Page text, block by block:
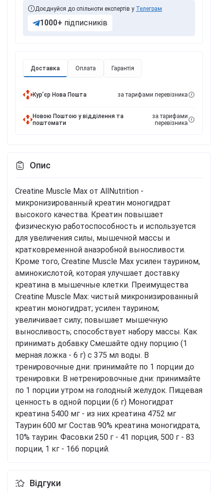
Доставка Оплата Гарантія
Курʼєр Нова Пошта за тарифами перевізника
Новою Поштою у відділення та
поштомати
за тарифами
перевізника
Доєднуйся до спільноти експертів у Телеграм
1000+ підписників
Опис
Creatine Muscle Max от AllNutrition -
микронизированный креатин моногидрат
высокого качества. Креатин повышает
физическую работоспособность и используется
для увеличения силы, мышечной массы и
кратковременной анаэробной выносливости.
Кроме того, Creatine Muscle Max усилен таурином,
аминокислотой, которая улучшает доставку
креатина в мышечные клетки. Преимущества
Creatine Muscle Max: чистый микронизированный
креатин моногидрат; усилен таурином;
увеличивает силу; повышает мышечную
выносливость; способствует набору массы. Как
принимать добавку Смешайте одну порцию (1
мерная ложка - 6 г) с 375 мл воды. В
тренировочные дни: принимайте по 1 порции до
тренировки. В нетренировочные дни: принимайте
по 1 порции утром на голодный желудок. Пищевая
ценность в одной порции (6 г) Моногидрат
креатина 5400 мг - из них креатина 4752 мг
Таурин 600 мг Состав 90% креатина моногидрата,
10% таурин. Фасовки 250 г - 41 порция, 500 г - 83
порции, 1 кг - 166 порций.
Відгуки